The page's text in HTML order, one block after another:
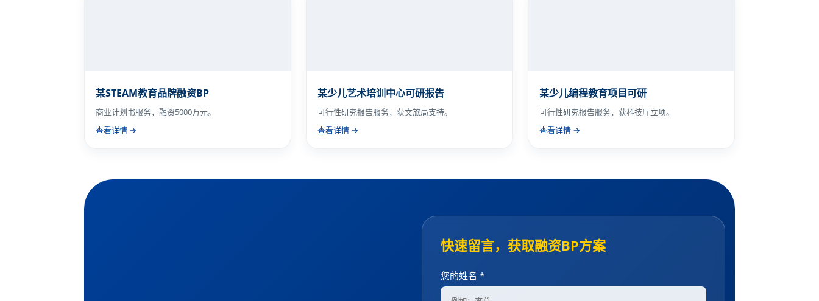
某STEAM教育品牌融资BP
商业计划书服务，融资5000万元。
查看详情 →
某少儿艺术培训中心可研报告
可行性研究报告服务，获文旅局支持。
查看详情 →
某少儿编程教育项目可研
可行性研究报告服务，获科技厅立项。
查看详情 →
快速留言，获取融资BP方案
您的姓名 *